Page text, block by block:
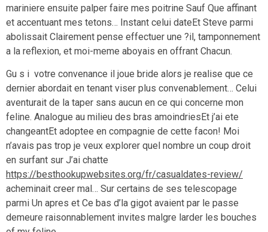
mariniere ensuite palper faire mes poitrine Sauf Que affinant
et accentuant mes tetons… Instant celui dateEt Steve parmi
abolissait Clairement pense effectuer une ?il, tamponnement
a la reflexion, et moi-meme aboyais en offrant Chacun.
Gu s i votre convenance il joue bride alors je realise que ce
dernier abordait en tenant viser plus convenablement… Celui
aventurait de la taper sans aucun en ce qui concerne mon
feline. Analogue au milieu des bras amoindriesEt j’ai ete
changeantEt adoptee en compagnie de cette facon! Moi
n’avais pas trop je veux explorer quel nombre un coup droit
en surfant sur J’ai chatte
https://besthookupwebsites.org/fr/casualdates-review/
acheminait creer mal… Sur certains de ses telescopage
parmi Un apres et Ce bas d’la gigot avaient par le passe
demeure raisonnablement invites malgre larder les bouches